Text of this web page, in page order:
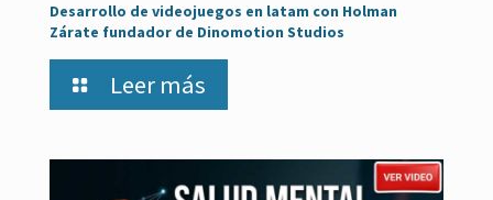
Desarrollo de videojuegos en latam con Holman
Zárate fundador de Dinomotion Studios
Leer más